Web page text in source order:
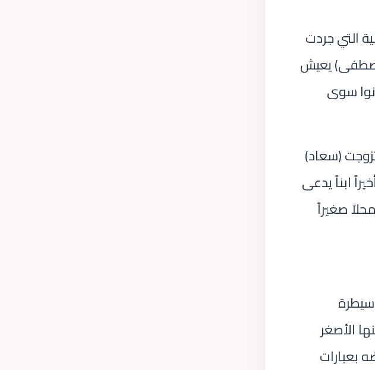
التي جردت
يعيش
سوى
(سعاد)
وأخيراً ابناً يدعى
2010، بدأت تدير محلاً صغيراً
الأصغر
بعبارات